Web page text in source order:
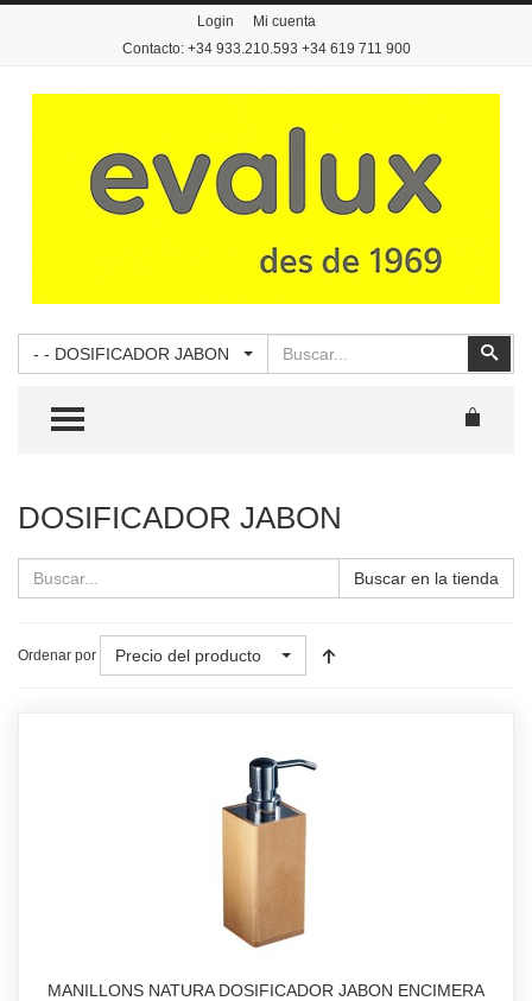
Login
Mi cuenta
Contacto: +34 933.210.593 +34 619 711 900
- - DOSIFICADOR JABON
TOGGLE MENU
DOSIFICADOR JABON
Buscar en la tienda
Ordenar por Precio del producto
MANILLONS NATURA DOSIFICADOR JABON ENCIMERA